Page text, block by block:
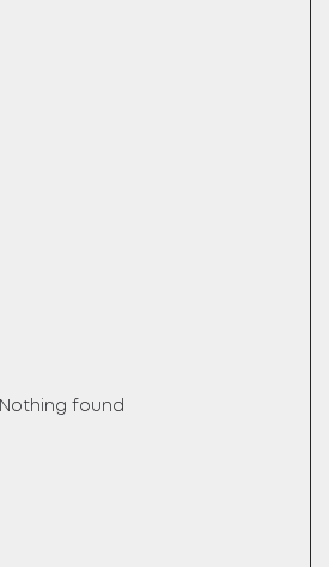
Nothing found